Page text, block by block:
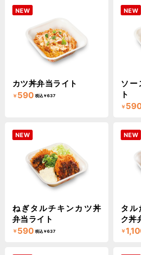
NEW
カツ丼弁当ライト
￥ 590 税込￥637
NEW
ソー
ト
￥
NEW
ねぎタルチキンカツ丼
弁当ライト
￥ 590 税込￥637
NEW
タル
ク丼
￥